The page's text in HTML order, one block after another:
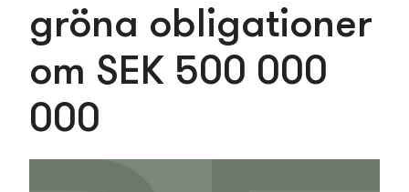
gröna obligationer
om SEK 500 000
000